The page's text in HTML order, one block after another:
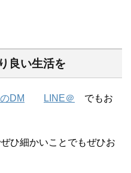
良い生活を
DM LINE＠
でもお
ひ細かいことでもぜひお